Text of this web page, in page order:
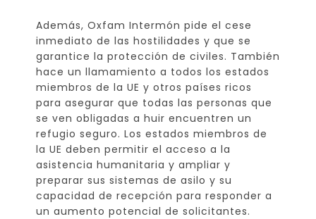
Además, Oxfam Intermón pide el cese
inmediato de las hostilidades y que se
garantice la protección de civiles. También
hace un llamamiento a todos los estados
miembros de la UE y otros países ricos
para asegurar que todas las personas que
se ven obligadas a huir encuentren un
refugio seguro. Los estados miembros de
la UE deben permitir el acceso a la
asistencia humanitaria y ampliar y
preparar sus sistemas de asilo y su
capacidad de recepción para responder a
un aumento potencial de solicitantes.